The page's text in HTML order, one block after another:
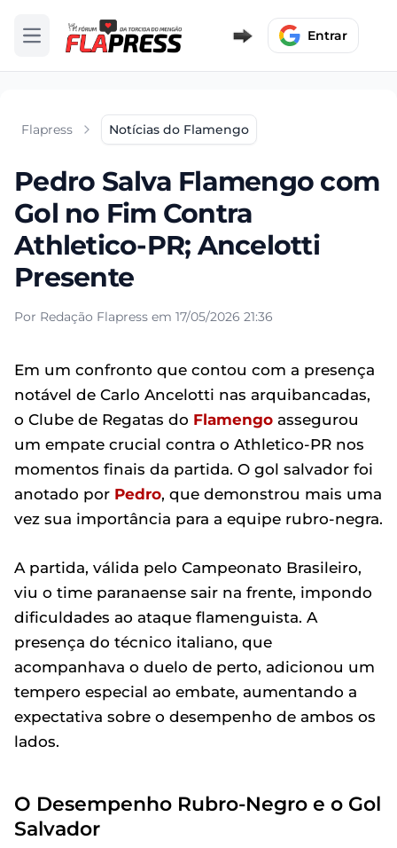
Abrir menu Entrar
Flapress Notícias do Flamengo
Pedro Salva Flamengo com
Gol no Fim Contra
Athletico-PR; Ancelotti
Presente
Por Redação Flapress em 17/05/2026 21:36
Em um confronto que contou com a presença
notável de Carlo Ancelotti nas arquibancadas,
o Clube de Regatas do Flamengo assegurou
um empate crucial contra o Athletico-PR nos
momentos finais da partida. O gol salvador foi
anotado por Pedro, que demonstrou mais uma
vez sua importância para a equipe rubro-negra.
A partida, válida pelo Campeonato Brasileiro,
viu o time paranaense sair na frente, impondo
dificuldades ao ataque flamenguista. A
presença do técnico italiano, que
acompanhava o duelo de perto, adicionou um
tempero especial ao embate, aumentando a
expectativa sobre o desempenho de ambos os
lados.
O Desempenho Rubro-Negro e o Gol
Salvador